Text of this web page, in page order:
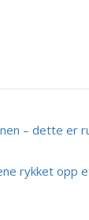
– dette er
rykket opp